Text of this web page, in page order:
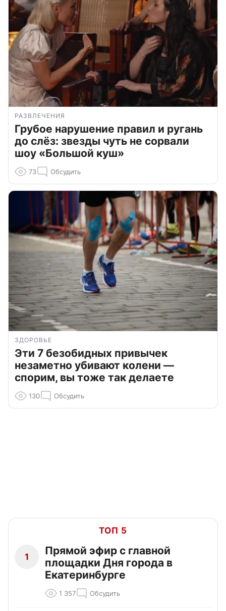
РАЗВЛЕЧЕНИЯ
Грубое нарушение правил и ругань
до слёз: звезды чуть не сорвали
шоу «Большой куш»
73 Обсудить
ЗДОРОВЬЕ
Эти 7 безобидных привычек
незаметно убивают колени —
спорим, вы тоже так делаете
130 Обсудить
ТОП 5
1
Прямой эфир с главной
площадки Дня города в
Екатеринбурге
1 357 Обсудить